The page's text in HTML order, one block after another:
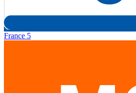
France 5